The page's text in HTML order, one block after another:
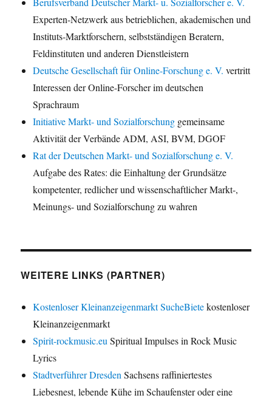
Experten-Netzwerk aus betrieblichen, akademischen und
Instituts-Marktforschern, selbstständigen Beratern,
Feldinstituten und anderen Dienstleistern
Deutsche Gesellschaft für Online-Forschung e. V. vertritt
Interessen der Online-Forscher im deutschen
Sprachraum
Initiative Markt- und Sozialforschung gemeinsame
Aktivität der Verbände ADM, ASI, BVM, DGOF
Rat der Deutschen Markt- und Sozialforschung e. V.
Aufgabe des Rates: die Einhaltung der Grundsätze
kompetenter, redlicher und wissenschaftlicher Markt-,
Meinungs- und Sozialforschung zu wahren
WEITERE LINKS (PARTNER)
Kostenloser Kleinanzeigenmarkt SucheBietekostenloser
Kleinanzeigenmarkt
Spirit-rockmusic.eu Spiritual Impulses in Rock Music
Lyrics
Stadtverführer Dresden Sachsens raffiniertestes
Liebesnest, lebende Kühe im Schaufenster oder eine